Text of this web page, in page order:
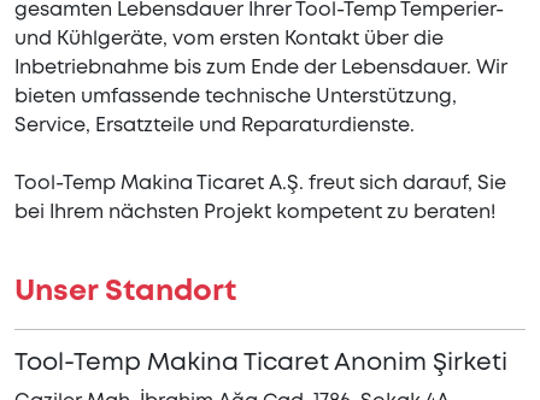
gesamten Lebensdauer Ihrer Tool-Temp Temperier-
und Kühlgeräte, vom ersten Kontakt über die
Inbetriebnahme bis zum Ende der Lebensdauer. Wir
bieten umfassende technische Unterstützung,
Service, Ersatzteile und Reparaturdienste.
Tool-Temp Makina Ticaret A.Ş. freut sich darauf, Sie
bei Ihrem nächsten Projekt kompetent zu beraten!
Unser Standort
Tool-Temp Makina Ticaret Anonim Şirketi